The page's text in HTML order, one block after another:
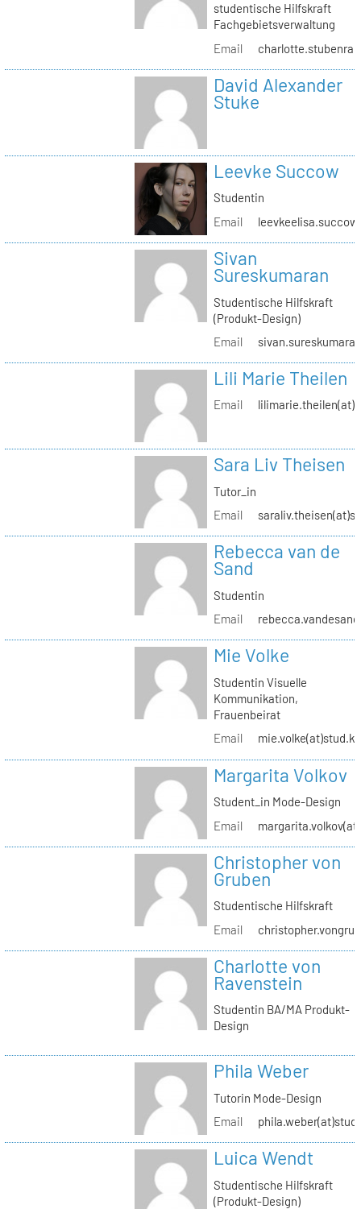
studentische Hilfskraft
Fachgebietsverwaltung
Email
David Alexander
Stuke
Leevke Succow
Studentin
Email
Sivan
Sureskumaran
Studentische Hilfskraft
(Produkt-Design)
Email
Lili Marie Theilen
Email
Sara Liv Theisen
Tutor_in
Email
Rebecca van de
Sand
Studentin
Email
Mie Volke
Studentin Visuelle
Kommunikation,
Frauenbeirat
Email
Margarita Volkov
Student_in Mode-Design
Email
Christopher von
Gruben
Studentische Hilfskraft
Email
Charlotte von
Ravenstein
Studentin BA/MA Produkt-
Design
Phila Weber
Tutorin Mode-Design
Email
Luica Wendt
Studentische Hilfskraft
(Produkt-Design)